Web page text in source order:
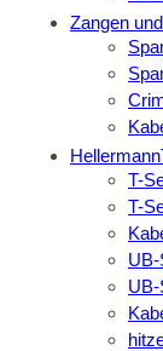
Zangen
T-
T-
UB-